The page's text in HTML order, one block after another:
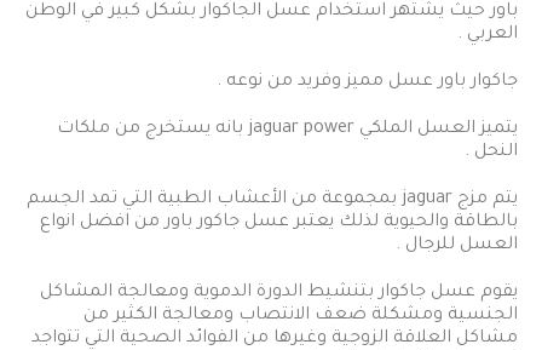
باور حيث يشتهر استخدام عسل الجاكوار بشكل كبير في الوطن
العربي .
جاكوار باور عسل مميز وفريد من نوعه .
يتميز العسل الملكي jaguar power بانه يستخرج من ملكات
النحل .
يتم مزج jaguar بمجموعة من الأعشاب الطبية التي تمد الجسم
بالطاقة والحيوية لذلك يعتبر عسل جاكور باور من افضل انواع
العسل للرجال .
يقوم عسل جاكوار بتنشيط الدورة الدموية ومعالجة المشاكل
الجنسية ومشكلة ضعف الانتصاب ومعالجة الكثير من
مشاكل العلاقة الزوجية وغيرها من الفوائد الصحية التي تتواجد